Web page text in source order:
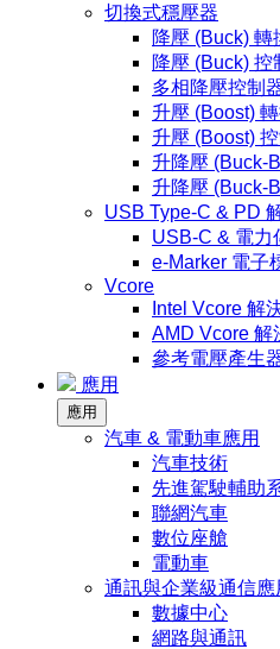
切換式穩壓器
降壓 (Buck) 轉
降壓 (Buck) 控
多相降壓控制
升壓 (Boost)
升壓 (Boost)
升降壓 (Buck-
升降壓 (Buck-
USB Type-C & PD
USB-C & 電力
e-Marker 電子
Vcore
Intel Vcore 解
AMD Vcore 解
參考電壓產生
應用
應用
汽車 & 電動車應用
汽車技術
先進駕駛輔助
聯網汽車
數位座艙
電動車
通訊與企業級通信應
數據中心
網路與通訊